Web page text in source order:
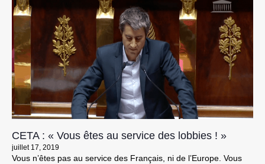
CETA : « Vous êtes au service des lobbies ! »
juillet 17, 2019
Vous n’êtes pas au service des Français, ni de l’Europe. Vous